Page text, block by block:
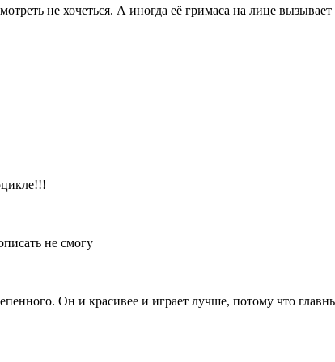
не хочеться. А иногда её гримаса на лице вызывает
не смогу
Он и красивее и играет лучше, потому что